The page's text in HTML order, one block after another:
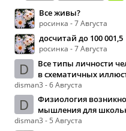
Все живы?
росинка - 7 Августа
досчитай до 100 001,5
росинка - 7 Августа
D
Все типы личности
в схематичных
disman3 - 6 Августа
D
Физиология
мышления для
disman3 - 5 Августа